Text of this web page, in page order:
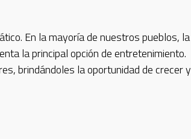
En la mayoría de nuestros pueblos, la
la principal opción de entretenimiento.
brindándoles la oportunidad de crecer y